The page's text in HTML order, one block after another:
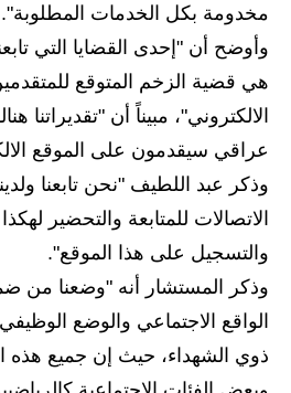
مخدومة بكل الخدمات المطلوبة".
وأوضح أن "إحدى القضايا التي
هي قضية الزخم المتوقع
عراقي سيقدمون على الموقع
وذكر عبد اللطيف "نحن تابعنا
الاتصالات للمتابعة والتحضير
والتسجيل على هذا الموقع".
وذكر المستشار أنه "وضعنا من
الواقع الاجتماعي والوضع
ذوي الشهداء، حيث إن جميع هذه